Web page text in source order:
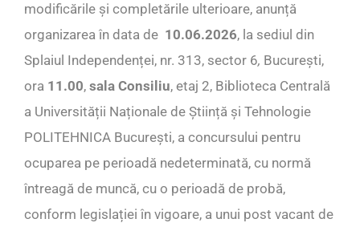
modificările și completările ulterioare, anunță
organizarea în data de 10.06.2026, la sediul din
Splaiul Independenței, nr. 313, sector 6, București,
ora 11.00, sala Consiliu, etaj 2, Biblioteca Centrală
a Universității Naționale de Știință și Tehnologie
POLITEHNICA București, a concursului pentru
ocuparea pe perioadă nedeterminată, cu normă
întreagă de muncă, cu o perioadă de probă,
conform legislației în vigoare, a unui post vacant de